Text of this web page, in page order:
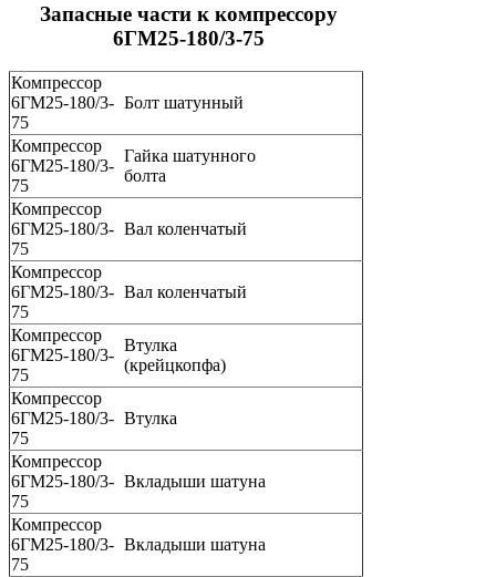
Запасные части к компрессору
6ГМ25-180/3-75
Компрессор
6ГМ25-180/3-
75
Болт шатунный
Компрессор
6ГМ25-180/3-
75
Гайка шатунного
болта
Компрессор
6ГМ25-180/3-
75
Вал коленчатый
Компрессор
6ГМ25-180/3-
75
Вал коленчатый
Компрессор
6ГМ25-180/3-
75
Втулка
(крейцкопфа)
Компрессор
6ГМ25-180/3-
75
Втулка
Компрессор
6ГМ25-180/3-
75
Вкладыши шатуна
Компрессор
6ГМ25-180/3-
75
Вкладыши шатуна